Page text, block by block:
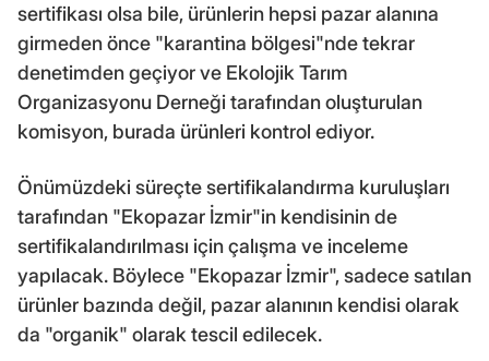
sertifikası olsa bile, ürünlerin hepsi pazar alanına
girmeden önce "karantina bölgesi"nde tekrar
denetimden geçiyor ve Ekolojik Tarım
Organizasyonu Derneği tarafından oluşturulan
komisyon, burada ürünleri kontrol ediyor.
Önümüzdeki süreçte sertifikalandırma kuruluşları
tarafından "Ekopazar İzmir"in kendisinin de
sertifikalandırılması için çalışma ve inceleme
yapılacak. Böylece "Ekopazar İzmir", sadece satılan
ürünler bazında değil, pazar alanının kendisi olarak
da "organik" olarak tescil edilecek.